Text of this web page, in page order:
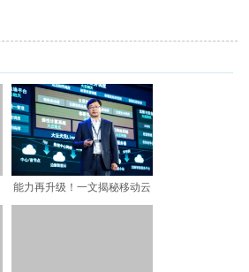
能力再升级！一文揭秘移动云